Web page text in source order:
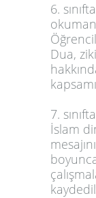
6.
Dua,
7.
İslam